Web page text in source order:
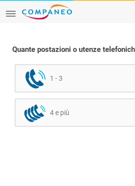
Quante postazioni o utenze
1 - 3
4 e più